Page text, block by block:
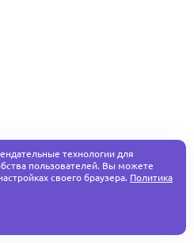
технологии для
пользователей. Вы можете
своего браузера. Политика